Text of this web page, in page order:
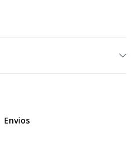
Envios